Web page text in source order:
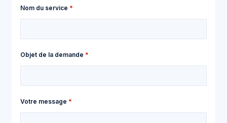
Nom du service
Objet de la demande
Votre message